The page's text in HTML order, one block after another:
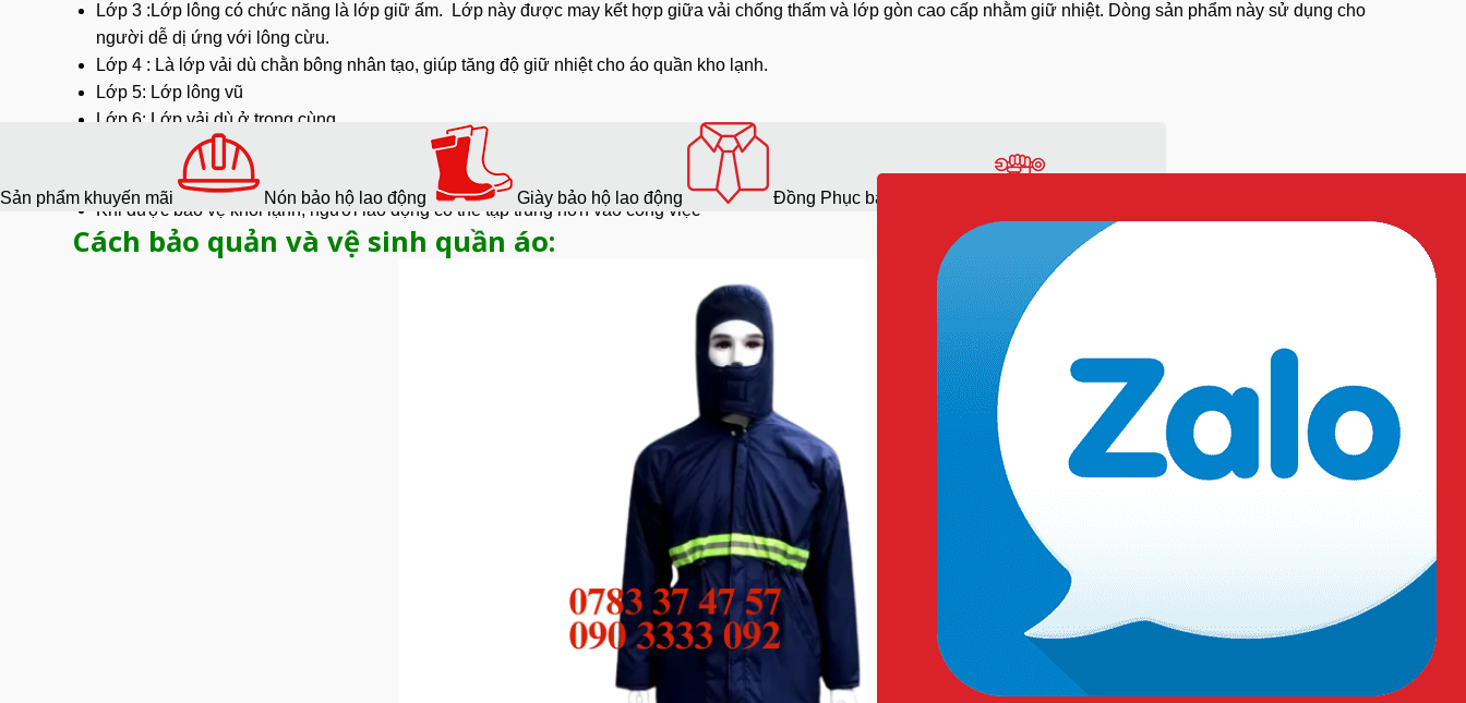
Lớp 3 :Lớp lông có chức năng là lớp giữ ấm. Lớp này được may kết hợp giữa vải chống thấm và lớp gòn cao cấp nhằm giữ nhiệt. Dòng sản phẩm này sử dụng cho
người dễ dị ứng với lông cừu.
Lớp 4 : Là lớp vải dù chằn bông nhân tạo, giúp tăng độ giữ nhiệt cho áo quần kho lạnh.
Lớp 5: Lớp lông vũ
Lớp 6: Lớp vải dù ở trong cùng
Lợi ích của việc sử dụng quần áo bảo hộ kho lạnh -25 độ:
Quần áo bảo hộ kho lạnh giúp ngăn ngừa các vấn đề sức khỏe liên quan đến nhiệt độ thấp như hạ thân nhiệt
Khi được bảo vệ khỏi lạnh, người lao động có thể tập trung hơn vào công việc
Cách bảo quản và vệ sinh quần áo:
Sản phẩm khuyến mãi Nón bảo hộ lao động Giày bảo hộ lao động Đồng Phục bảo hộ lao động